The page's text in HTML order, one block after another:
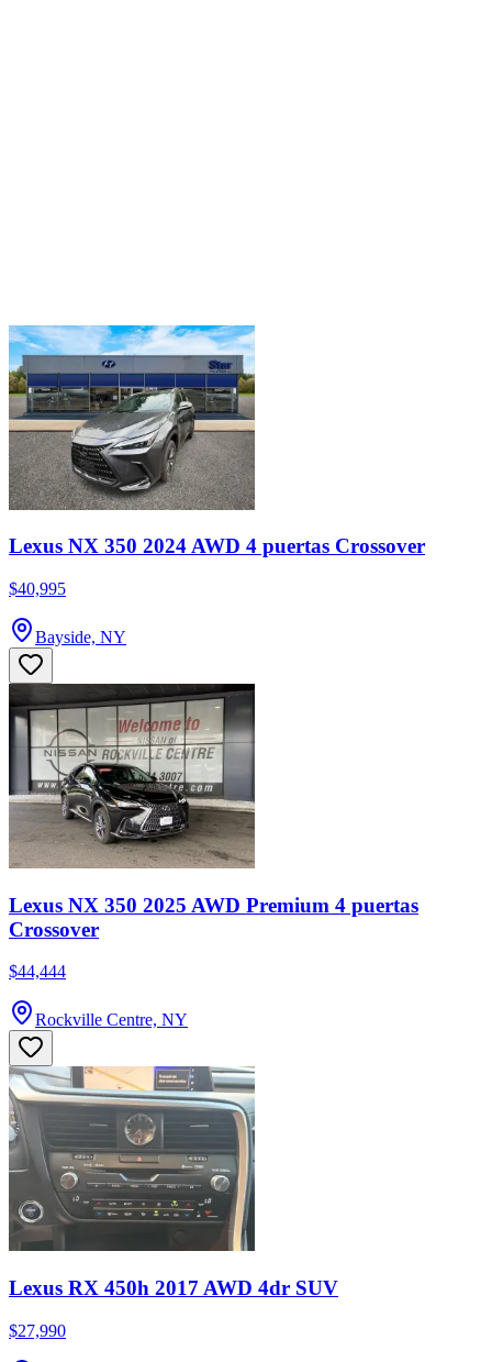
Lexus NX 350 2024 AWD 4 puertas Crossover
$40,995
Bayside, NY
Lexus NX 350 2025 AWD Premium 4 puertas
Crossover
$44,444
Rockville Centre, NY
Lexus RX 450h 2017 AWD 4dr SUV
$27,990